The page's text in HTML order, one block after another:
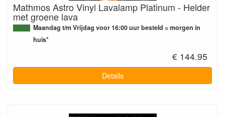
Mathmos Astro Vinyl Lavalamp Platinum - Helder
met groene lava
Maandag t/m Vrijdag voor 16:00 uur besteld = morgen in
huis*
€ 144.95
Details